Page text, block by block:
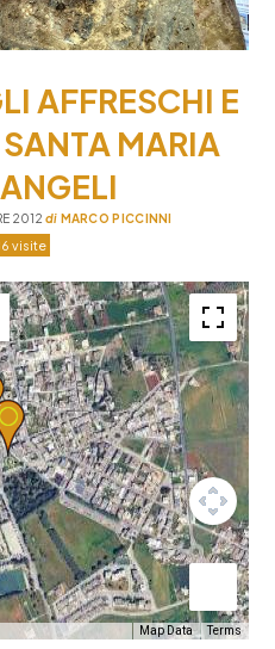
AFFRESCHI E
MARIA
2012di MARCO PICCINNI
visite
Map Data Terms